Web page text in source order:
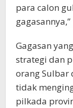
para calon
Gagasan
strategi dan
orang Sulbar
tidak
pilkada